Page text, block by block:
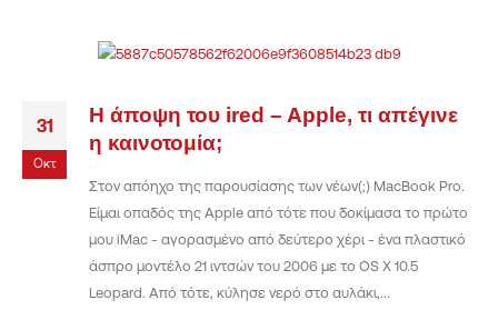
31
Οκτ
Η άποψη του ired – Apple, τι απέγινε
η καινοτομία;
Στον απόηχο της παρουσίασης των νέων(;) MacBook Pro.
Είμαι οπαδός της Apple από τότε που δοκίμασα το πρώτο
μου iMac - αγορασμένο από δεύτερο χέρι - ένα πλαστικό
άσπρο μοντέλο 21 ιντσών του 2006 με το OS X 10.5
Leopard. Από τότε, κύλησε νερό στο αυλάκι,...